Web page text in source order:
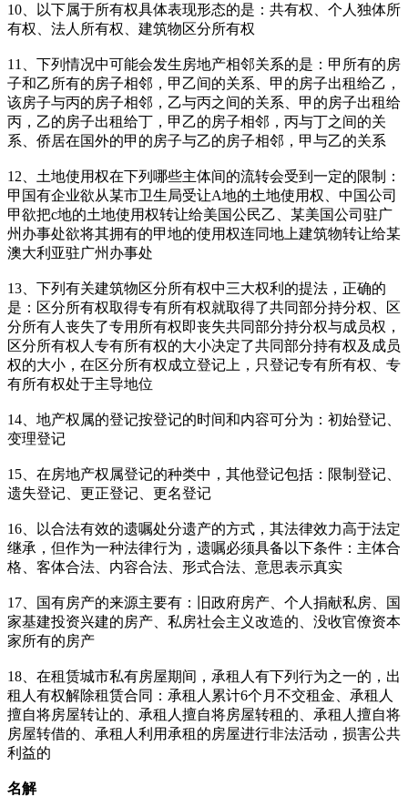
10、以下属于所有权具体表现形态的是：共有权、个人独体所
有权、法人所有权、建筑物区分所有权
11、下列情况中可能会发生房地产相邻关系的是：甲所有的房
子和乙所有的房子相邻，甲乙间的关系、甲的房子出租给乙，
该房子与丙的房子相邻，乙与丙之间的关系、甲的房子出租给
丙，乙的房子出租给丁，甲乙的房子相邻，丙与丁之间的关
系、侨居在国外的甲的房子与乙的房子相邻，甲与乙的关系
12、土地使用权在下列哪些主体间的流转会受到一定的限制：
甲国有企业欲从某市卫生局受让A地的土地使用权、中国公司
甲欲把c地的土地使用权转让给美国公民乙、某美国公司驻广
州办事处欲将其拥有的甲地的使用权连同地上建筑物转让给某
澳大利亚驻广州办事处
13、下列有关建筑物区分所有权中三大权利的提法，正确的
是：区分所有权取得专有所有权就取得了共同部分持分权、区
分所有人丧失了专用所有权即丧失共同部分持分权与成员权，
区分所有权人专有所有权的大小决定了共同部分持有权及成员
权的大小，在区分所有权成立登记上，只登记专有所有权、专
有所有权处于主导地位
14、地产权属的登记按登记的时间和内容可分为：初始登记、
变理登记
15、在房地产权属登记的种类中，其他登记包括：限制登记、
遗失登记、更正登记、更名登记
16、以合法有效的遗嘱处分遗产的方式，其法律效力高于法定
继承，但作为一种法律行为，遗嘱必须具备以下条件：主体合
格、客体合法、内容合法、形式合法、意思表示真实
17、国有房产的来源主要有：旧政府房产、个人捐献私房、国
家基建投资兴建的房产、私房社会主义改造的、没收官僚资本
家所有的房产
18、在租赁城市私有房屋期间，承租人有下列行为之一的，出
租人有权解除租赁合同：承租人累计6个月不交租金、承租人
擅自将房屋转让的、承租人擅自将房屋转租的、承租人擅自将
房屋转借的、承租人利用承租的房屋进行非法活动，损害公共
利益的
名解